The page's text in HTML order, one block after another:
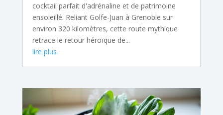
cocktail parfait d'adrénaline et de patrimoine
ensoleillé. Reliant Golfe-Juan à Grenoble sur
environ 320 kilomètres, cette route mythique
retrace le retour héroïque de...
lire plus